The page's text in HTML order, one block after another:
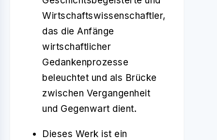
Wirtschaftswissenschaftler,
das die Anfänge
wirtschaftlicher
Gedankenprozesse
beleuchtet und als Brücke
zwischen Vergangenheit
und Gegenwart dient.
Dieses Werk ist ein